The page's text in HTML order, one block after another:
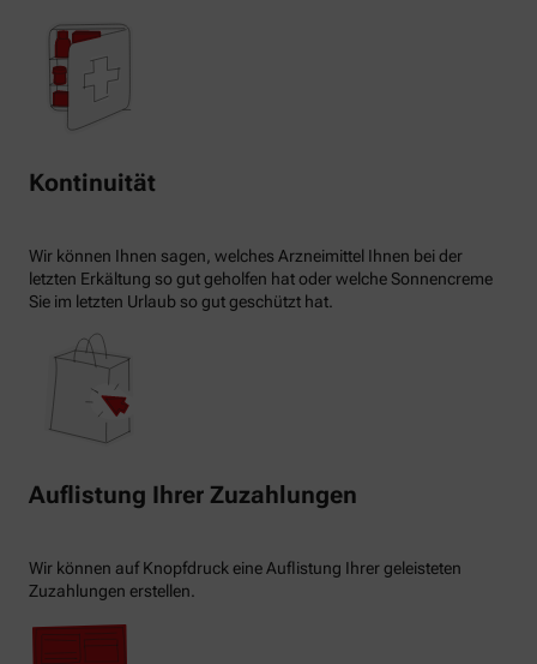
Kontinuität
Wir können Ihnen sagen, welches Arzneimittel Ihnen bei der
letzten Erkältung so gut geholfen hat oder welche Sonnencreme
Sie im letzten Urlaub so gut geschützt hat.
Auflistung Ihrer Zuzahlungen
Wir können auf Knopfdruck eine Auflistung Ihrer geleisteten
Zuzahlungen erstellen.